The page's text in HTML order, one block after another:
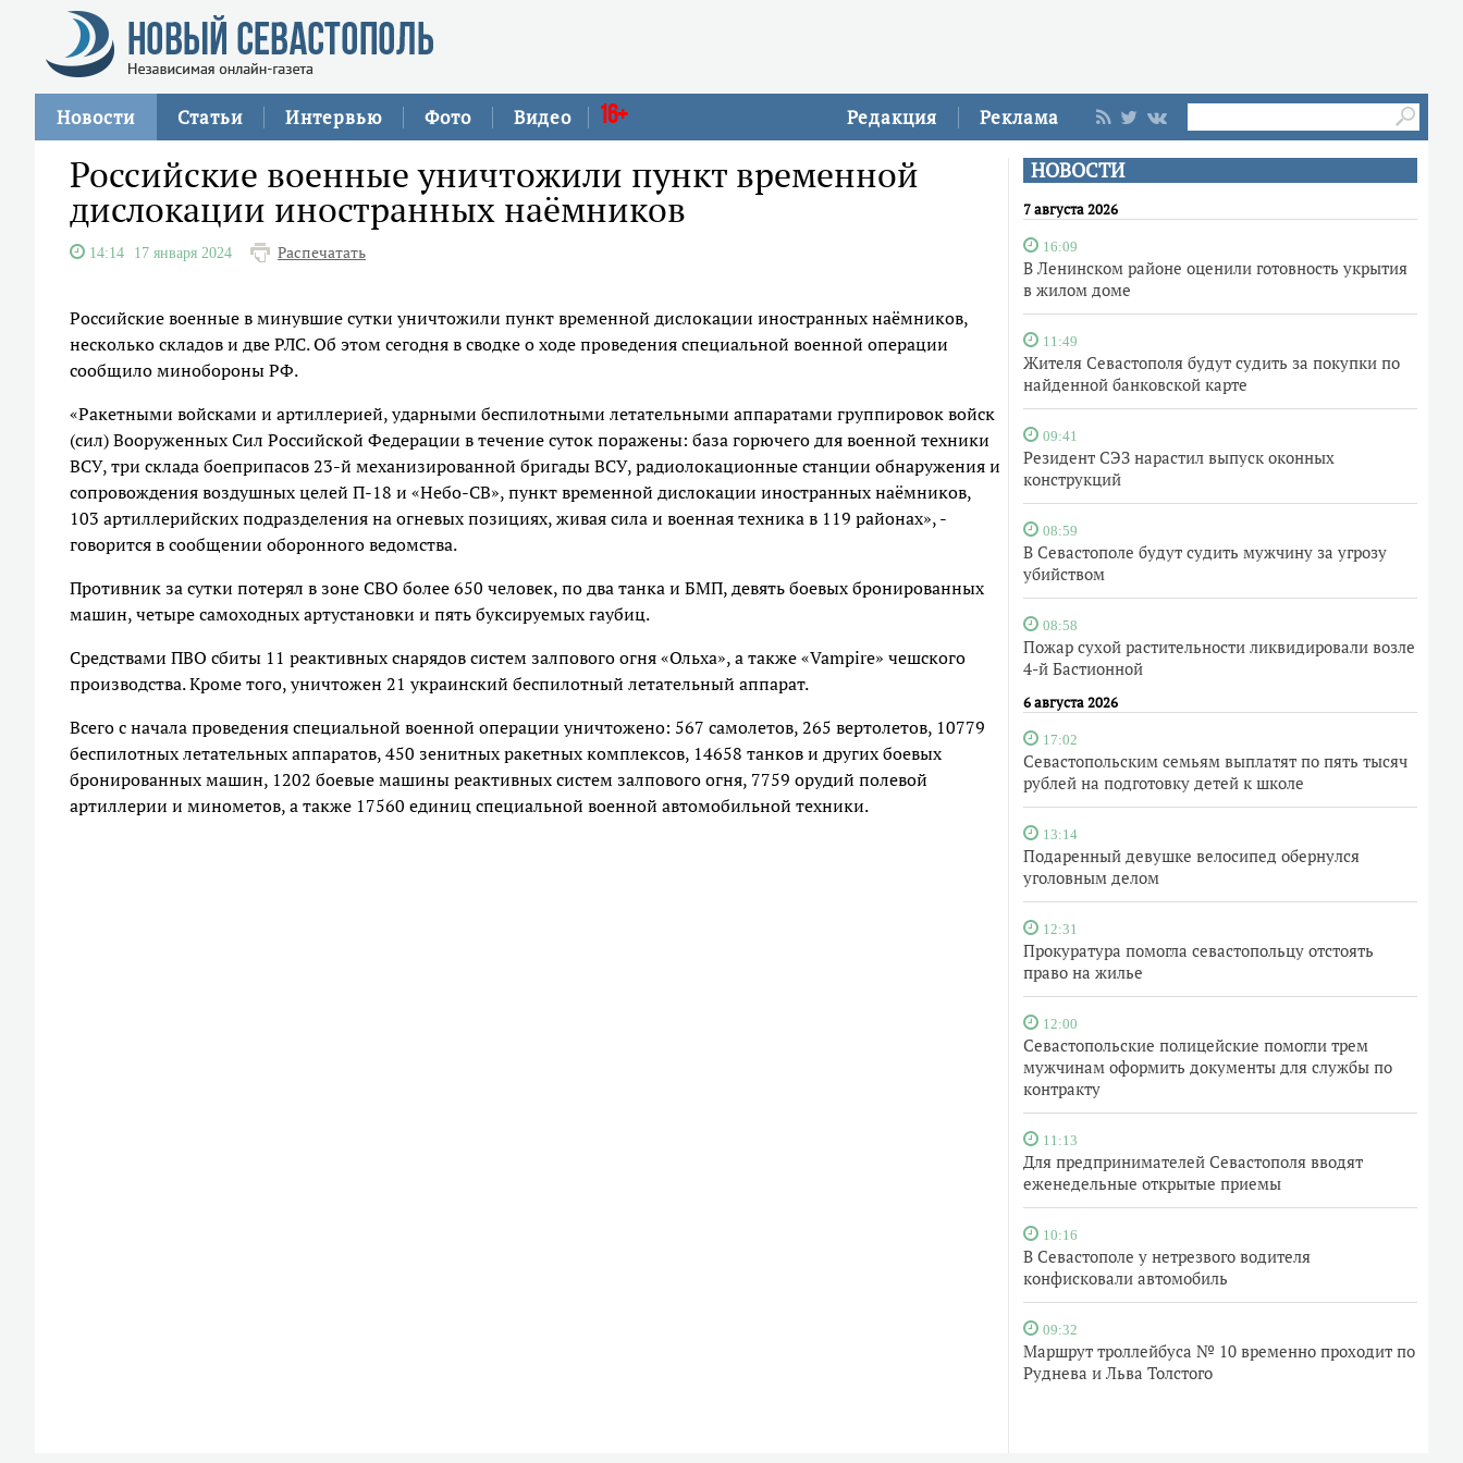
Редакция Реклама
Новости Статьи Интервью Фото Видео 16+
НОВОСТИ
7 августа 2026
16:09
В Ленинском районе оценили готовность укрытия
в жилом доме
11:49
Жителя Севастополя будут судить за покупки по
найденной банковской карте
09:41
Резидент СЭЗ нарастил выпуск оконных
конструкций
08:59
В Севастополе будут судить мужчину за угрозу
убийством
08:58
Пожар сухой растительности ликвидировали возле
4-й Бастионной
6 августа 2026
17:02
Севастопольским семьям выплатят по пять тысяч
рублей на подготовку детей к школе
13:14
Подаренный девушке велосипед обернулся
уголовным делом
12:31
Прокуратура помогла севастопольцу отстоять
право на жилье
12:00
Севастопольские полицейские помогли трем
мужчинам оформить документы для службы по
контракту
11:13
Для предпринимателей Севастополя вводят
еженедельные открытые приемы
10:16
В Севастополе у нетрезвого водителя
конфисковали автомобиль
09:32
Маршрут троллейбуса № 10 временно проходит по
Руднева и Льва Толстого
Российские военные уничтожили пункт временной
дислокации иностранных наёмников
14:14 17 января 2024 Распечатать
Российские военные в минувшие сутки уничтожили пункт временной дислокации иностранных наёмников,
несколько складов и две РЛС. Об этом сегодня в сводке о ходе проведения специальной военной операции
сообщило минобороны РФ.
«Ракетными войсками и артиллерией, ударными беспилотными летательными аппаратами группировок войск
(сил) Вооруженных Сил Российской Федерации в течение суток поражены: база горючего для военной техники
ВСУ, три склада боеприпасов 23-й механизированной бригады ВСУ, радиолокационные станции обнаружения и
сопровождения воздушных целей П-18 и «Небо-СВ», пункт временной дислокации иностранных наёмников,
103 артиллерийских подразделения на огневых позициях, живая сила и военная техника в 119 районах», -
говорится в сообщении оборонного ведомства.
Противник за сутки потерял в зоне СВО более 650 человек, по два танка и БМП, девять боевых бронированных
машин, четыре самоходных артустановки и пять буксируемых гаубиц.
Средствами ПВО сбиты 11 реактивных снарядов систем залпового огня «Ольха», а также «Vampire» чешского
производства. Кроме того, уничтожен 21 украинский беспилотный летательный аппарат.
Всего с начала проведения специальной военной операции уничтожено: 567 самолетов, 265 вертолетов, 10779
беспилотных летательных аппаратов, 450 зенитных ракетных комплексов, 14658 танков и других боевых
бронированных машин, 1202 боевые машины реактивных систем залпового огня, 7759 орудий полевой
артиллерии и минометов, а также 17560 единиц специальной военной автомобильной техники.